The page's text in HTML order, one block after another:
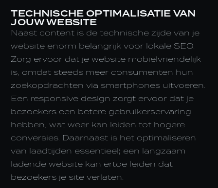
TECHNISCHE OPTIMALISATIE VAN
JOUW WEBSITE
Naast content is de technische zijde van je
website enorm belangrijk voor lokale SEO.
Zorg ervoor dat je website mobielvriendelijk
is, omdat steeds meer consumenten hun
zoekopdrachten via smartphones uitvoeren.
Een responsive design zorgt ervoor dat je
bezoekers een betere gebruikerservaring
hebben, wat weer kan leiden tot hogere
conversies. Daarnaast is het optimaliseren
van laadtijden essentieel; een langzaam
ladende website kan ertoe leiden dat
bezoekers je site verlaten.